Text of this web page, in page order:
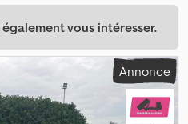
vous intéresser.
Annonce